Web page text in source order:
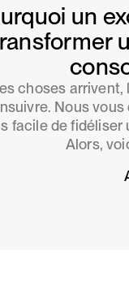
un
choses
Nous
facile de fidéliser
Alors,